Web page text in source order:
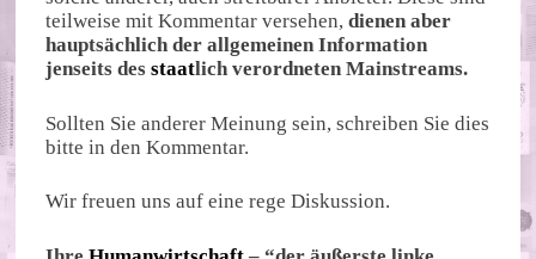
teilweise mit Kommentar versehen,dienen aber
hauptsächlich der allgemeinen Information
jenseits desstaatlich verordneten Mainstreams.
Sollten Sie anderer Meinung sein, schreiben Sie dies
bitte in den Kommentar.
Wir freuen uns auf eine rege Diskussion.